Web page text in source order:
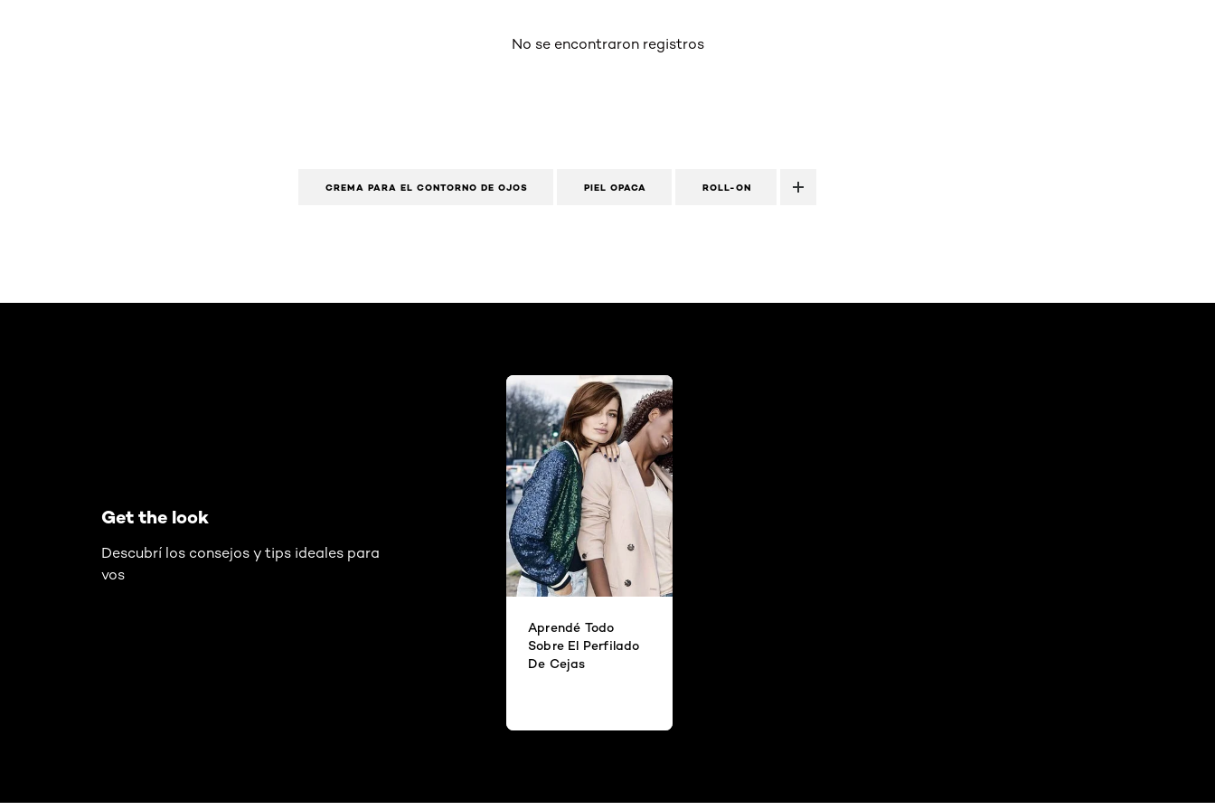
No se encontraron registros
CREMA PARA EL CONTORNO DE OJOS PIEL OPACA ROLL-ON
Get the look
Descubrí los consejos y tips ideales para
vos
Aprendé Todo
Sobre El Perfilado
De Cejas